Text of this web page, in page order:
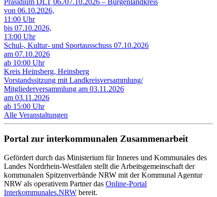
Präsidium DLT 06./07.10.2026 – Burgenlandkreis
von 06.10.2026,
11:00 Uhr
bis 07.10.2026,
13:00 Uhr
Schul-, Kultur- und Sportausschuss 07.10.2026
am 07.10.2026
ab 10:00 Uhr
Kreis Heinsberg, Heinsberg
Vorstandssitzung mit Landkreisversammlung/
Mitgliederversammlung am 03.11.2026
am 03.11.2026
ab 15:00 Uhr
Alle Veranstaltungen
Portal zur interkommunalen Zusammenarbeit
Gefördert durch das Ministerium für Inneres und Kommunales des
Landes Nordrhein-Westfalen stellt die Arbeitsgemeinschaft der
kommunalen Spitzenverbände NRW mit der Kommunal Agentur
NRW als operativem Partner das Online-Portal
Interkommunales.NRW bereit.